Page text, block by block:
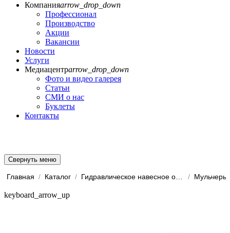
Компанияarrow_drop_down
Профессионал
Производство
Акции
Вакансии
Новости
Услуги
Медиацентрarrow_drop_down
Фото и видео галерея
Статьи
СМИ о нас
Буклеты
Контакты
Свернуть меню
Главная / Каталог / / Мульчеры
keyboard_arrow_up